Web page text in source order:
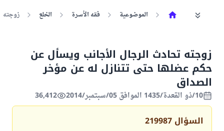
الموضوعية فقه الأسرة الخلع زوجته
زوجته تحادث الرجال الأجانب ويسأل عن
حكم عضلها حتى تتنازل له عن مؤخر
الصداق
10/ذو القعدة/1435 الموافق 05/سبتمبر/2014 36,412
السؤال 219987